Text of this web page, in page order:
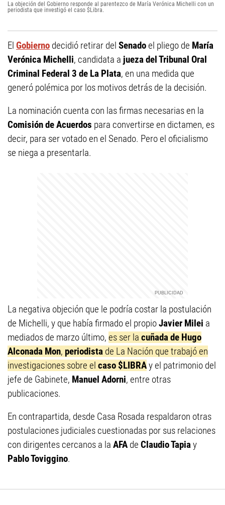
La objeción del Gobierno responde al parentezco de María Verónica Michelli con un
periodista que investigó el caso $Libra.
El Gobierno decidió retirar del Senadoel pliego de María
Verónica Michelli, candidata a jueza del Tribunal Oral
Criminal Federal 3 de La Plata, en una medida que
generó polémica por los motivos detrás de la decisión.
La nominación cuenta con las firmas necesarias en la
Comisión de Acuerdos para convertirse en dictamen, es
decir, para ser votado en el Senado. Pero el oficialismo
se niega a presentarla.
La negativa objeción que le podría costar la postulación
de Michelli, y que había firmado el propioJavier Milei a
mediados de marzo último, es ser la cuñada de Hugo
Alconada Mon, periodista de La Nación que trabajó en
investigaciones sobre el caso $LIBRAy el patrimonio del
jefe de Gabinete, Manuel Adorni, entre otras
publicaciones.
En contrapartida, desde Casa Rosada respaldaron otras
postulaciones judiciales cuestionadas por sus relaciones
con dirigentes cercanos a la AFA de Claudio Tapiay
Pablo Toviggino.